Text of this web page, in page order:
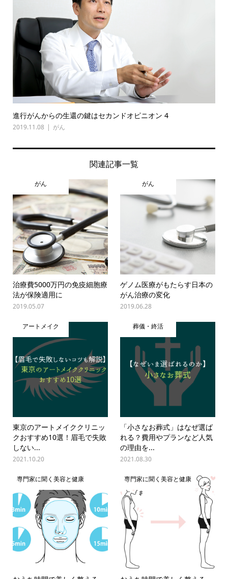
進行がんからの生還の鍵はセカンドオピニオン 4
2019.11.08 がん
関連記事一覧
がん
治療費5000万円の免疫細胞療
法が保険適用に
2019.05.07
がん
ゲノム医療がもたらす日本の
がん治療の変化
2019.06.28
アートメイク
東京のアートメイククリニッ
クおすすめ10選！眉毛で失敗
しない...
2021.10.20
葬儀・終活
「小さなお葬式」はなぜ選ば
れる？費用やプランなど人気
の理由を...
2021.08.30
専門家に聞く美容と健康 専門家に聞く美容と健康